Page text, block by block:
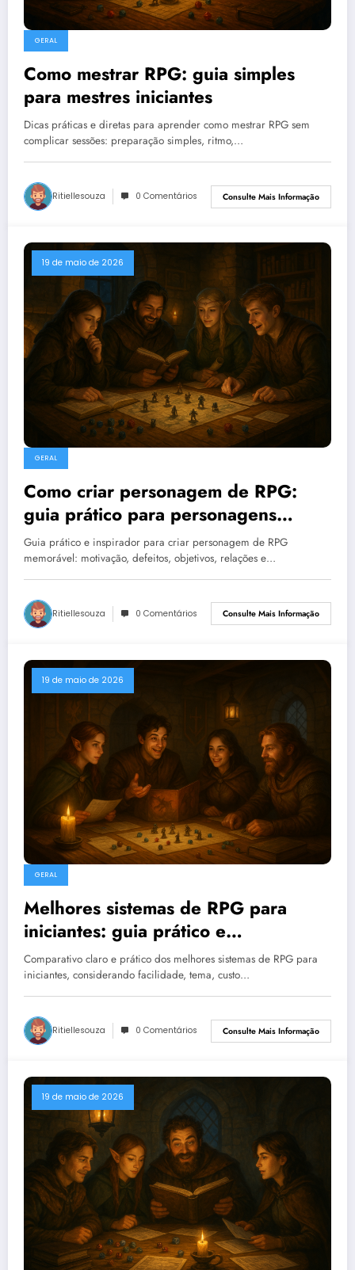
GERAL
Como mestrar RPG: guia simples
para mestres iniciantes
Dicas práticas e diretas para aprender como mestrar RPG sem
complicar sessões: preparação simples, ritmo,…
Ritiellesouza 0 Comentários Consulte Mais Informação
19 de maio de 2026
GERAL
Como criar personagem de RPG:
guia prático para personagens
memoráveis
Guia prático e inspirador para criar personagem de RPG
memorável: motivação, defeitos, objetivos, relações e…
Ritiellesouza 0 Comentários Consulte Mais Informação
19 de maio de 2026
GERAL
Melhores sistemas de RPG para
iniciantes: guia prático e
comparativo
Comparativo claro e prático dos melhores sistemas de RPG para
iniciantes, considerando facilidade, tema, custo…
Ritiellesouza 0 Comentários Consulte Mais Informação
19 de maio de 2026